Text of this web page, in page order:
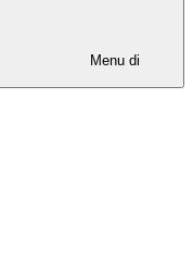
Menu di